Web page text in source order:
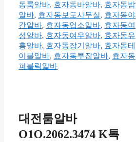
동룸알바, 효자동바알바, 효자동밤
알바, 효자동보도사무실, 효자동야
간알바, 효자동업소알바, 효자동여
성알바, 효자동여우알바, 효자동유
흥알바, 효자동장기알바, 효자동테
이블알바, 효자동투잡알바, 효자동
퍼블릭알바
대전룸알바
O1O.2062.3474 K톡